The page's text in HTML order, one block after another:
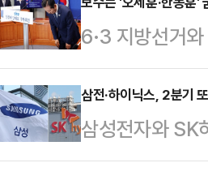
권한을 회복한
주파수 공급으
으로 평가받고
여성 총리다.강
재명 대통령이
업부 장관을 지
표와 중기벤처
질없이 완수하
며 지명 배경에
6·3 지방선거
이 보수 야권의
원 없이 대통령
에 키웠다.이와
무총리, 김경수
삼전·하이닉스, 2분기
삼성전자와 SK
향으로 2분기